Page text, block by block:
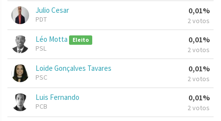
Julio Cesar
PDT
0,01%
2 votos
Léo Motta Eleito
PSL
0,01%
2 votos
Loide Gonçalves Tavares
PSC
0,01%
2 votos
Luis Fernando
PCB
0,01%
2 votos